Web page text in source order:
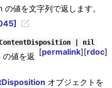
値を文字列で返します。
| nil
[permalink][rdoc]
値を返
オブジェクトを